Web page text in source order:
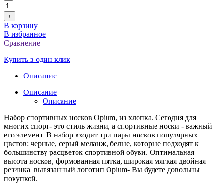
+
В корзину
В избранное
Сравнение
Купить в один клик
Описание
Описание
Описание
Набор спортивных носков Opium, из хлопка. Сегодня для
многих спорт- это стиль жизни, а спортивные носки - важный
его элемент. В набор входит три пары носков популярных
цветов: черные, серый меланж, белые, которые подходят к
большинству расцветок спортивной обуви. Оптимальная
высота носков, формованная пятка, широкая мягкая двойная
резинка, вывязанный логотип Opium- Вы будете довольны
покупкой.